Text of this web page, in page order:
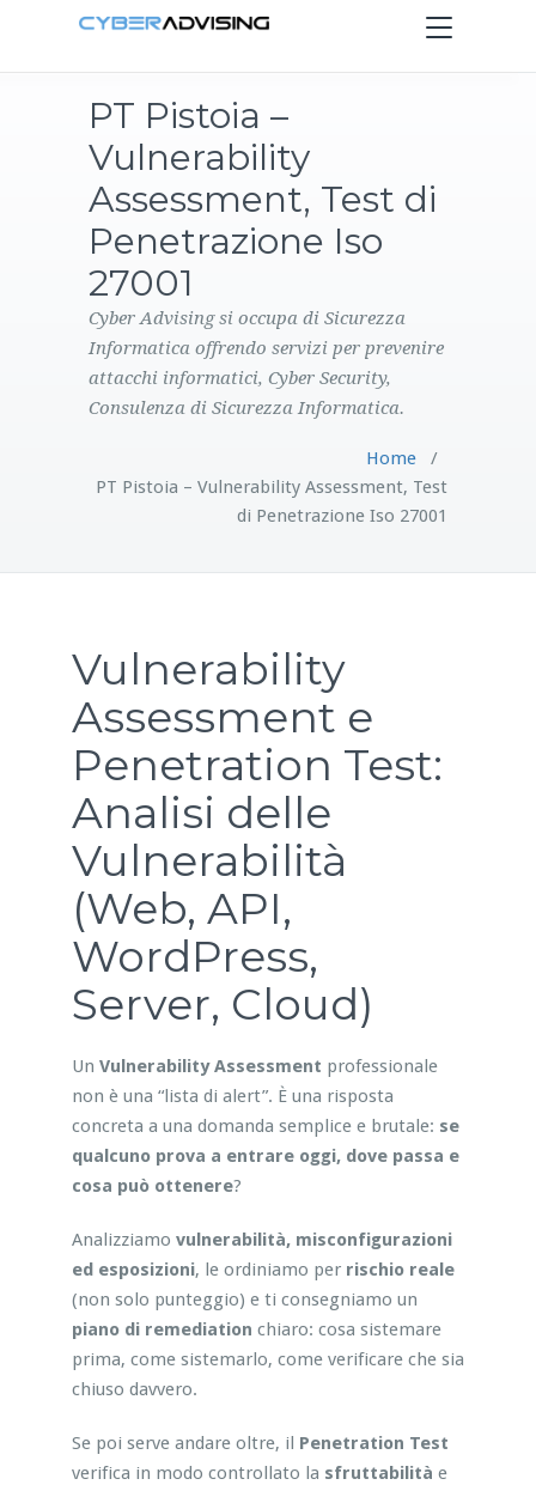
Toggle
navigation
PRODOTTI
CONTATTI
PT Pistoia –
Vulnerability
Assessment, Test di
Penetrazione Iso
27001
Cyber Advising si occupa di Sicurezza
Informatica offrendo servizi per prevenire
attacchi informatici, Cyber Security,
Consulenza di Sicurezza Informatica.
Home/
PT Pistoia – Vulnerability Assessment, Test
di Penetrazione Iso 27001
Vulnerability
Assessment e
Penetration Test:
Analisi delle
Vulnerabilità
(Web, API,
WordPress,
Server, Cloud)
Un Vulnerability Assessment professionale
non è una “lista di alert”. È una risposta
concreta a una domanda semplice e brutale: se
qualcuno prova a entrare oggi, dove passa e
cosa può ottenere?
Analizziamo vulnerabilità, misconfigurazioni
ed esposizioni, le ordiniamo per rischio reale
(non solo punteggio) e ti consegniamo un
piano di remediation chiaro: cosa sistemare
prima, come sistemarlo, come verificare che sia
chiuso davvero.
Se poi serve andare oltre, il Penetration Test
verifica in modo controllato la sfruttabilità e